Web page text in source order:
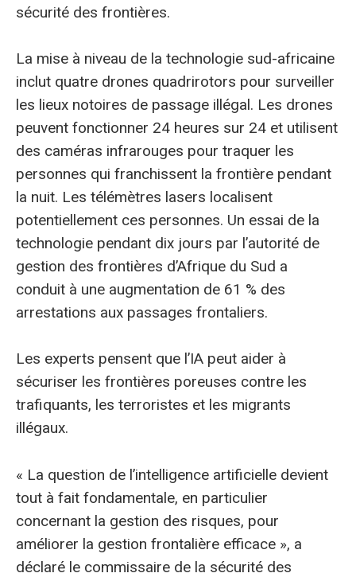
sécurité des frontières.
La mise à niveau de la technologie sud-africaine
inclut quatre drones quadrirotors pour surveiller
les lieux notoires de passage illégal. Les drones
peuvent fonctionner 24 heures sur 24 et utilisent
des caméras infrarouges pour traquer les
personnes qui franchissent la frontière pendant
la nuit. Les télémètres lasers localisent
potentiellement ces personnes. Un essai de la
technologie pendant dix jours par l’autorité de
gestion des frontières d’Afrique du Sud a
conduit à une augmentation de 61 % des
arrestations aux passages frontaliers.
Les experts pensent que l’IA peut aider à
sécuriser les frontières poreuses contre les
trafiquants, les terroristes et les migrants
illégaux.
« La question de l’intelligence artificielle devient
tout à fait fondamentale, en particulier
concernant la gestion des risques, pour
améliorer la gestion frontalière efficace », a
déclaré le commissaire de la sécurité des